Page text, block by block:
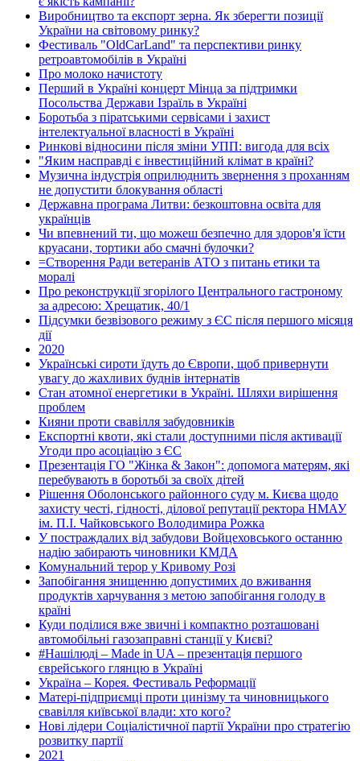
Виробництво та експорт зерна. Як зберегти позиції
України на світовому ринку?
Фестиваль "OldCarLand" та перспективи ринку
ретроавтомобілів в Україні
Про молоко начистоту
Перший в Україні концерт Мінца за підтримки
Посольства Держави Ізраїль в Україні
Боротьба з піратськими сервісами і захист
інтелектуальної власності в Україні
Ринкові відносини після зміни УПП: вигода для всіх
"Яким насправді є інвестиційний клімат в країні?
Музична індустрія оприлюднить звернення з проханням
не допустити блокування області
Державна програма Литви: безкоштовна освіта для
українців
Чи впевнений ти, що можеш безпечно для здоров'я їсти
круасани, тортики або смачні булочки?
=Створення Ради ветеранів АТО з питань етики та
моралі
Про реконструкції згорілого Центрального гастроному
за адресою: Хрещатик, 40/1
Підсумки безвізового режиму з ЄС після першого місяця
дії
2020
Українські сироти їдуть до Європи, щоб привернути
увагу до жахливих буднів інтернатів
Стан атомної енергетики в Україні. Шляхи вирішення
проблем
Кияни проти свавілля забудовників
Експортні квоти, які стали доступними після активації
Угоди про асоціацію з ЄС
Презентація ГО "Жінка & Закон": допомога матерям, які
перебувають в боротьбі за своїх дітей
Рішення Оболонського районного суду м. Києва щодо
захисту честі, гідності, ділової репутації ректора НМАУ
ім. П.І. Чайковського Володимира Рожка
У постраждалих від забудови Войцеховського останню
надію забирають чиновники КМДА
Комунальний терор у Кривому Розі
Запобігання знищенню допустимих до вживання
продуктів харчування з метою запобігання голоду в
країні
Куди поділися вже звичні і компактно розташовані
автомобільні газозаправні станції у Києві?
#Нашілюді – Made in UA – презентація першого
єврейського глянцю в Україні
Україна – Корея. Фестиваль Реформації
Матері-підприємці проти цинізму та чиновницького
свавілля київської влади: хто кого?
Нові лідери Соціалістичної партії України про стратегію
розвитку партії
2021